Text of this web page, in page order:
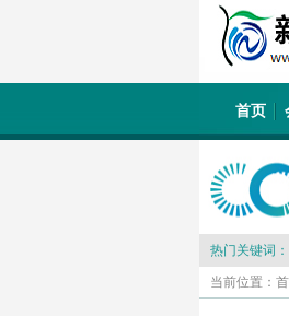
首页
热门关键词：
当前位置：